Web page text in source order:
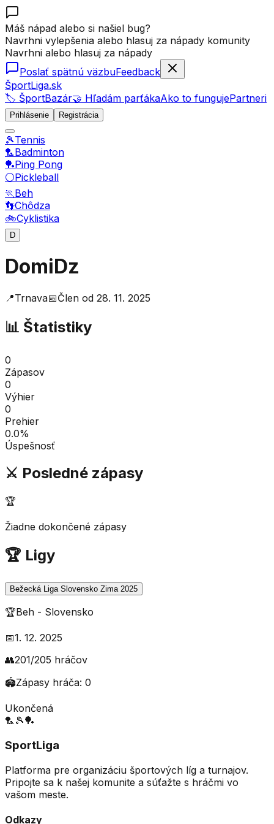
Máš nápad alebo si našiel bug?
Navrhni vylepšenia alebo hlasuj za nápady komunity
Navrhni alebo hlasuj za nápady
Poslať spätnú väzbuFeedback
ŠportLiga.sk
🏷️ ŠportBazár🤝 Hľadám parťákaAko to fungujePartneri
Prihlásenie Registrácia
🎾Tennis
🏸Badminton
🏓Ping Pong
⚪Pickleball
🏃Beh
👣Chôdza
🚲Cyklistika
D
DomiDz
📍Trnava📅Člen od 28. 11. 2025
📊 Štatistiky
0
Zápasov
0
Výhier
0
Prehier
0.0%
Úspešnosť
⚔️ Posledné zápasy
🏆
Žiadne dokončené zápasy
🏆 Ligy
Bežecká Liga Slovensko Zima 2025
🏆Beh - Slovensko
📅1. 12. 2025
👥201/205 hráčov
🏟️Zápasy hráča: 0
Ukončená
🏸 🎾🏓
SportLiga
Platforma pre organizáciu športových líg a turnajov.
Pripojte sa k našej komunite a súťažte s hráčmi vo
vašom meste.
Odkazy